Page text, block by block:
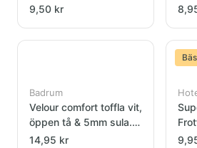
9,50 kr
Badrum
Velour comfort toffla vit,
öppen tå & 5mm sula.
29cm
14,95 kr
tå